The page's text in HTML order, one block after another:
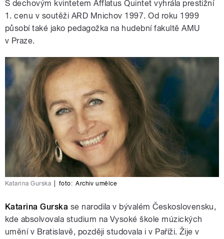
S dechovým kvintetem Afflatus Quintet vyhrála prestižní
1. cenu v soutěži ARD Mnichov 1997. Od roku 1999
působí také jako pedagožka na hudební fakultě AMU
v Praze.
Katarina Gurska foto: Archiv umělce
Katarina Gurska se narodila v bývalém Československu,
kde absolvovala studium na Vysoké škole múzických
umění v Bratislavě, později studovala i v Paříži. Žije v